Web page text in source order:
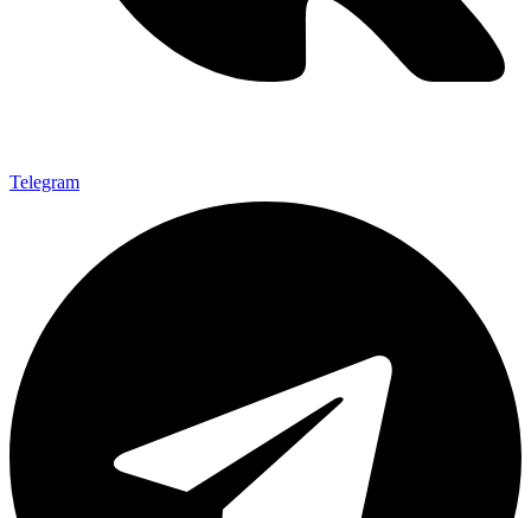
Telegram